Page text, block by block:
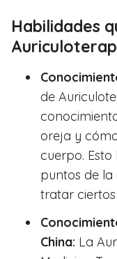
Habilidades
de
oreja y
cuerpo.
puntos de
tratar
China: La